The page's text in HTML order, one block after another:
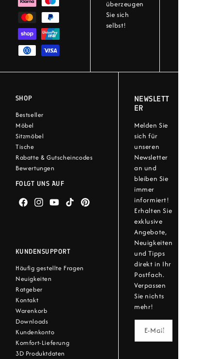
überzeugen
Sie sich
selbst!
SHOP
Bestseller
Möbel
Sitzmöbel
Tische
Rabatte & Gutscheincodes
Bewertungen
FOLGT UNS AUF
FacebookInstagramYouTubeTikTok Pinterest
KUNDENSUPPORT
Häufig gestellte Fragen
Neuigkeiten
Ratgeber
Kontakt
Warenkorb
Downloads
Kundenkonto
Komfort-Lieferung
3D Produktdaten
NEWSLETT
ER
Melden Sie
sich für
unseren
Newsletter
an und
bleiben Sie
immer
informiert!
Erhalten Sie
exklusive
Angebote,
Neuigkeiten
und Tipps
direkt in Ihr
Postfach.
Verpassen
Sie nichts
mehr!
E-Mail